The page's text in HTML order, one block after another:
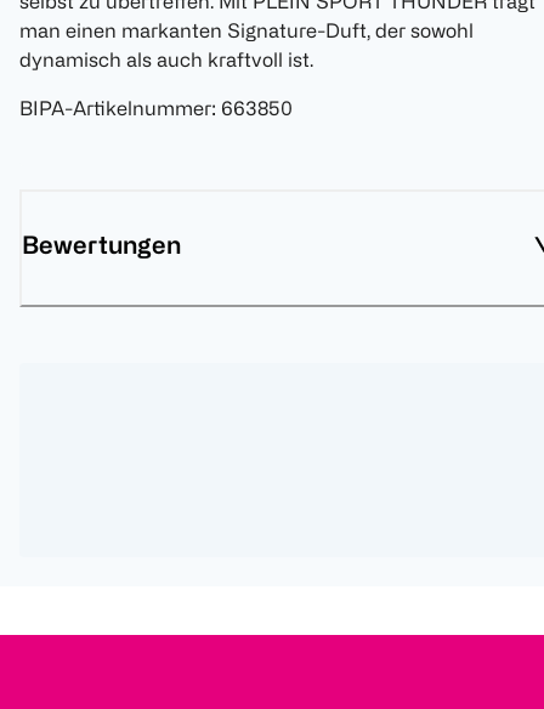
man einen markanten Signature-Duft, der sowohl
dynamisch als auch kraftvoll ist.
BIPA-Artikelnummer: 663850
Bewertungen